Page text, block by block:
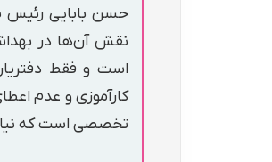
حسن بابایی رئیس
نقش آن‌ها در
است و فقط
کارآموزی و عدم
تخصصی است که نیاز